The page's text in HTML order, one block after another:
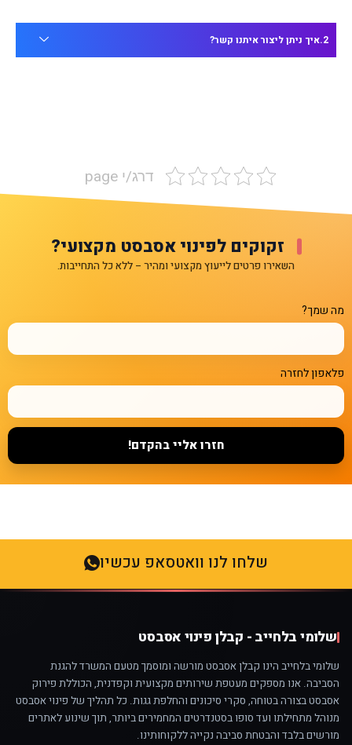
איך ניתן ליצור איתנו קשר?
דרג/י page
זקוקים לפינוי אסבסט מקצועי?
השאירו פרטים לייעוץ מקצועי ומהיר – ללא כל התחייבות.
מה שמך?
פלאפון לחזרה
חזרו אליי בהקדם!
שלחו לנו וואטסאפ עכשיו
שלומי בלחייב - קבלן פינוי אסבסט
שלומי בלחייב הינו קבלן אסבסט מורשה ומוסמך מטעם המשרד להגנת
הסביבה. אנו מספקים מעטפת שירותים מקצועית וקפדנית, הכוללת פירוק
אסבסט בצורה בטוחה, סקרי סיכונים והחלפת גגות. כל תהליך של פינוי אסבסט
מנוהל מתחילתו ועד סופו בסטנדרטים המחמירים ביותר, תוך שינוע לאתרים
מורשים בלבד והבטחת סביבה נקייה ללקוחותינו.